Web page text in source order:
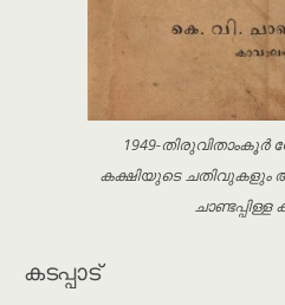
1949-തിരുവിതാംകൂർ
കക്ഷിയുടെ ചതിവുകളും
ചാണ്ടപ്പിള്ള
കടപ്പാട്